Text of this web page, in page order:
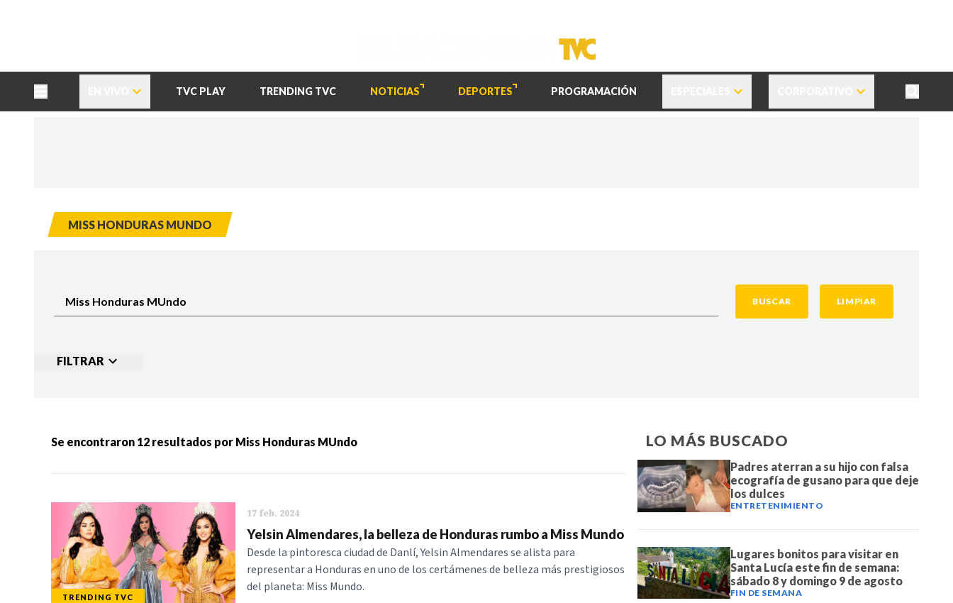
TVC PLAY TRENDING TVC NOTICIAS DEPORTES PROGRAMACIÓN
MISS HONDURAS MUNDO
BUSCAR LIMPIAR
FILTRAR
Categorias: NOTICIAS SERIES
Se encontraron 12 resultados por Miss Honduras MUndo
TRENDING TVC
17 feb. 2024
Yelsin Almendares, la belleza de Honduras rumbo a Miss Mundo
Desde la pintoresca ciudad de Danlí, Yelsin Almendares se alista para
representar a Honduras en uno de los certámenes de belleza más prestigiosos
del planeta: Miss Mundo.
LO MÁS BUSCADO
Padres aterran a su hijo con falsa
ecografía de gusano para que deje
los dulces
ENTRETENIMIENTO
Lugares bonitos para visitar en
Santa Lucía este fin de semana:
sábado 8 y domingo 9 de agosto
FIN DE SEMANA